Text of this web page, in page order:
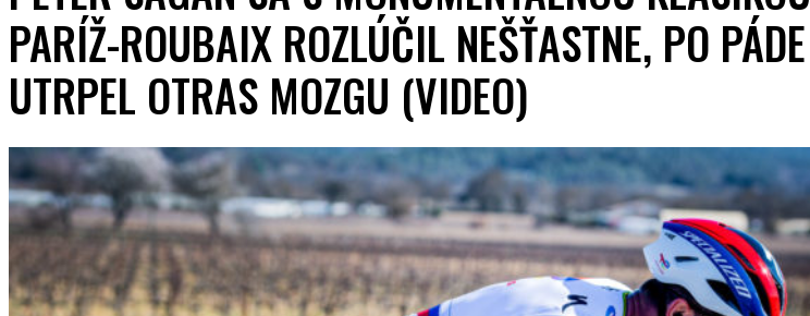
PARÍŽ-ROUBAIX ROZLÚČIL NEŠŤASTNE, PO PÁDE
UTRPEL OTRAS MOZGU (VIDEO)